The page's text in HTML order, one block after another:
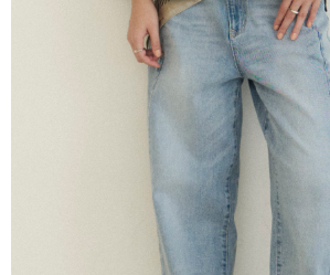
４．使用「AFTEE先享後付」時，將依據個別帳號
時審查核予不同之上限額度；若仍有額度不足之情
請求用戶進行身份認證。
５．嚴禁一人註冊多個帳號或使用他人資訊註冊。
恩沛科技股份有限公司將有權停止該用戶之使用額